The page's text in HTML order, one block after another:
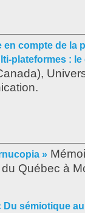
en compte de la
plateformes : le
»
Québec à
Du sémiotique